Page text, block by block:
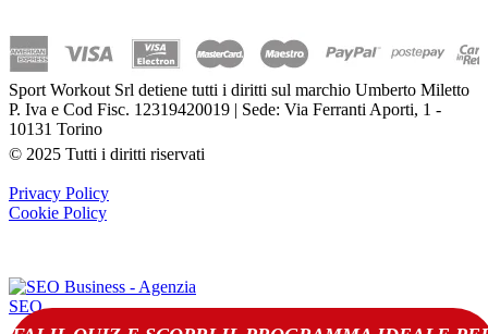
Sport Workout Srl detiene tutti i diritti sul marchio Umberto Miletto
P. Iva e Cod Fisc. 12319420019 | Sede: Via Ferranti Aporti, 1 -
10131 Torino
© 2025 Tutti i diritti riservati
Privacy Policy
Cookie Policy